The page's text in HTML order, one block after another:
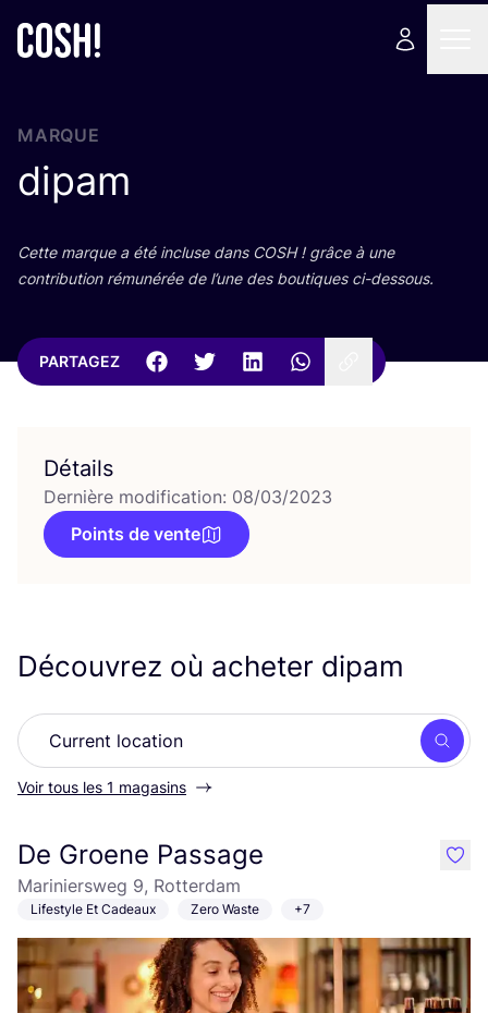
MARQUE
dipam
Cette marque a été incluse dans COSH! grâce à une
contri­bu­tion rému­né­rée de l’une des bou­tiques ci-dessous.
PARTAGEZ
Détails
Dernière modification: 08/03/2023
Points de vente
Découvrez où acheter dipam
Voir tous les 1 magasins
De Groene Passage
Mariniersweg 9, Rotterdam
Lifestyle Et Cadeaux Zero Waste +7
like